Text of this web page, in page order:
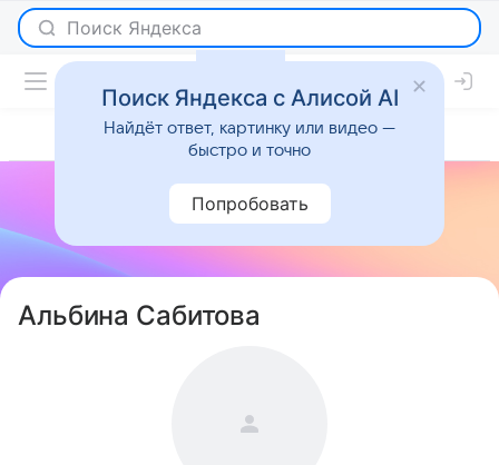
Альбина Сабитова
Поиск Яндекса с Алисой AI
Найдёт ответ, картинку или видео —
быстро и точно
Попробовать